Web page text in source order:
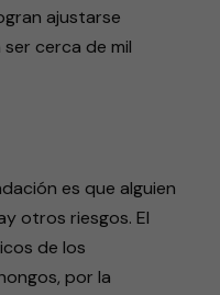
ajustarse
cerca de mil
es que alguien
otros riesgos. El
de los
por la